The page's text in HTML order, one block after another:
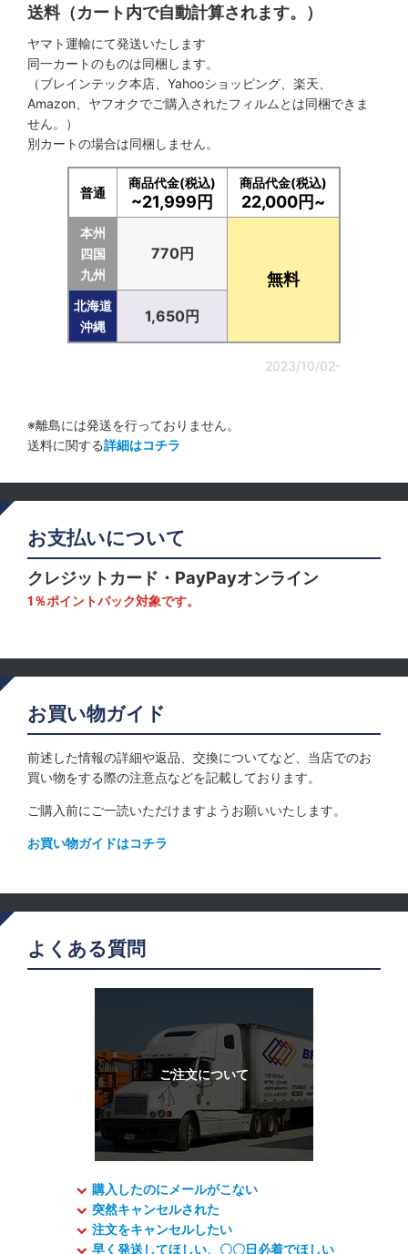
送料（カート内で自動計算されます。）
ヤマト運輸にて発送いたします
同一カートのものは同梱します。
（ブレインテック本店、Yahooショッピング、楽天、
Amazon、ヤフオクでご購入されたフィルムとは同梱できま
せん。）
別カートの場合は同梱しません。
普通
商品代金(税込)
~21,999円
商品代金(税込)
22,000円~
本州
四国
九州
770円
無料
北海道
沖縄
1,650円
2023/10/02-
※離島には発送を行っておりません。
送料に関する詳細はコチラ
お支払いについて
クレジットカード・PayPayオンライン
1％ポイントバック対象です。
お買い物ガイド
前述した情報の詳細や返品、交換についてなど、当店でのお
買い物をする際の注意点などを記載しております。
ご購入前にご一読いただけますようお願いいたします。
お買い物ガイドはコチラ
よくある質問
購入したのにメールがこない
突然キャンセルされた
注文をキャンセルしたい
早く発送してほしい、〇〇日必着でほしい